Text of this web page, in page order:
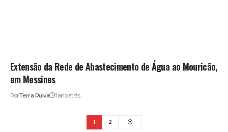
Extensão da Rede de Abastecimento de Água ao Mouricão,
em Messines
PorTerra Ruiva 1 ano atrás
1 2